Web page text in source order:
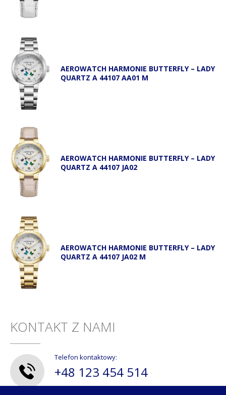
AEROWATCH HARMONIE BUTTERFLY – LADY
QUARTZ A 44107 AA01 M
AEROWATCH HARMONIE BUTTERFLY – LADY
QUARTZ A 44107 JA02
AEROWATCH HARMONIE BUTTERFLY – LADY
QUARTZ A 44107 JA02 M
KONTAKT Z NAMI
Telefon kontaktowy:
+48 123 454 514